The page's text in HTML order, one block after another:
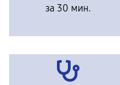
за 30 мин.